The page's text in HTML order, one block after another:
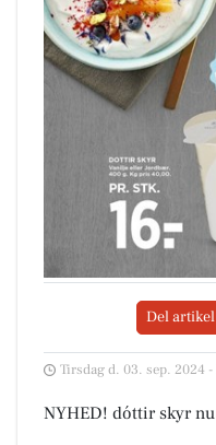
Del artikel
Tirsdag d. 03. sep. 2024
NYHED! dóttir skyr